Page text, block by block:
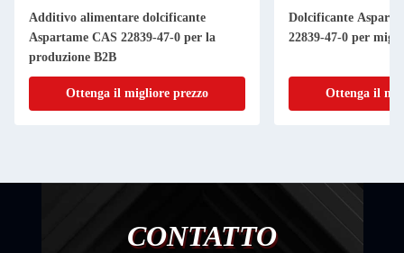
Additivo alimentare dolcificante
Aspartame CAS 22839-47-0 per la
produzione B2B
Ottenga il migliore prezzo
Dolcificante
22839-47-0 per
Ottenga il
CONTATTO